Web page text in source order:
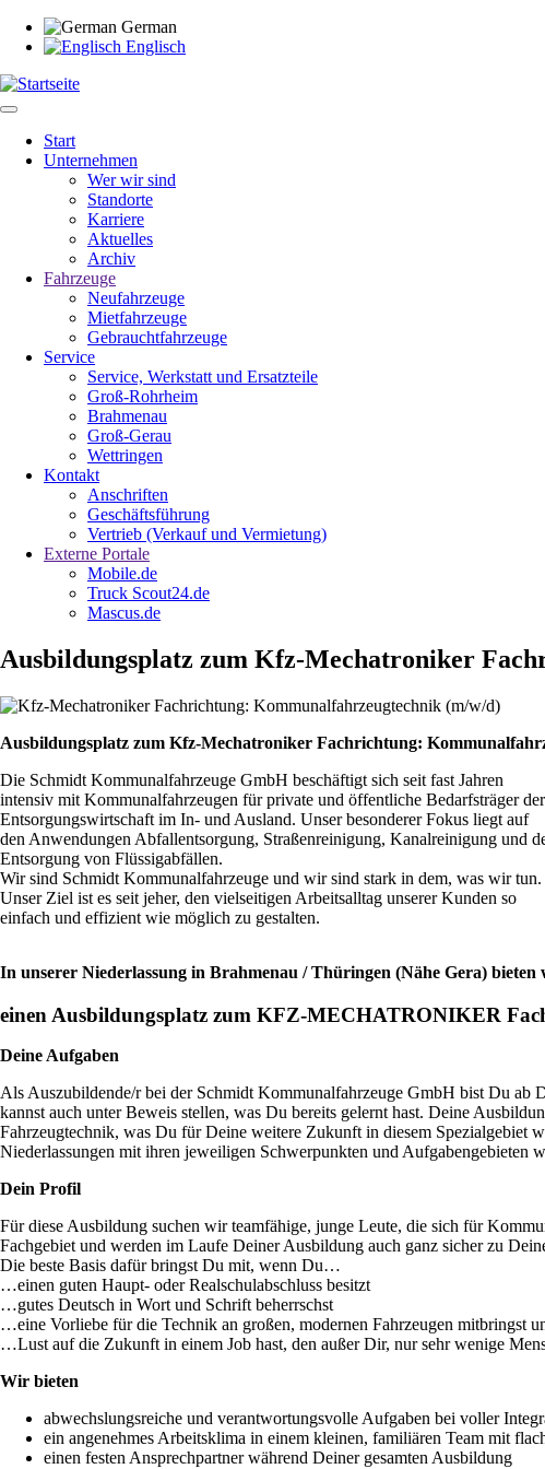
Direkt
zum
German
Englisch
Main
Start
Unternehmen
Wer wir sind
Standorte
Karriere
Aktuelles
Archiv
Fahrzeuge
Neufahrzeuge
Mietfahrzeuge
Gebrauchtfahrzeuge
Service
Service, Werkstatt und Ersatzteile
Groß-Rohrheim
Brahmenau
Groß-Gerau
Wettringen
Kontakt
Anschriften
Geschäftsführung
Vertrieb (Verkauf und Vermietung)
Externe Portale
Mobile.de
Truck Scout24.de
Mascus.de
Ausbildungsplatz zum Kfz-Mechatroniker
Ausbildungsplatz zum Kfz-Mechatroniker Fachrichtung:
Die Schmidt Kommunalfahrzeuge GmbH beschäftigt sich seit fast Jahren
intensiv mit Kommunalfahrzeugen für private und öffentliche Bedarfsträger der
Entsorgungswirtschaft im In- und Ausland. Unser besonderer Fokus liegt auf
den Anwendungen Abfallentsorgung, Straßenreinigung, Kanalreinigung und
Entsorgung von Flüssigabfällen.
Wir sind Schmidt Kommunalfahrzeuge und wir sind stark in dem, was wir tun.
Unser Ziel ist es seit jeher, den vielseitigen Arbeitsalltag unserer Kunden so
einfach und effizient wie möglich zu gestalten.
In unserer Niederlassung in Brahmenau / Thüringen (Nähe Gera)
einen Ausbildungsplatz zum KFZ-MECHATRONIKER
Deine Aufgaben
Als Auszubildende/r bei der Schmidt Kommunalfahrzeuge GmbH bist Du ab
kannst auch unter Beweis stellen, was Du bereits gelernt hast. Deine
Fahrzeugtechnik, was Du für Deine weitere Zukunft in diesem Spezialgebiet
Niederlassungen mit ihren jeweiligen Schwerpunkten und Aufgabengebieten
Dein Profil
Für diese Ausbildung suchen wir teamfähige, junge Leute, die sich für
Fachgebiet und werden im Laufe Deiner Ausbildung auch ganz sicher zu
Die beste Basis dafür bringst Du mit, wenn Du…
…einen guten Haupt- oder Realschulabschluss besitzt
…gutes Deutsch in Wort und Schrift beherrschst
…eine Vorliebe für die Technik an großen, modernen Fahrzeugen mitbringst
…Lust auf die Zukunft in einem Job hast, den außer Dir, nur sehr wenige
Wir bieten
abwechslungsreiche und verantwortungsvolle Aufgaben bei voller
ein angenehmes Arbeitsklima in einem kleinen, familiären Team mit
einen festen Ansprechpartner während Deiner gesamten Ausbildung